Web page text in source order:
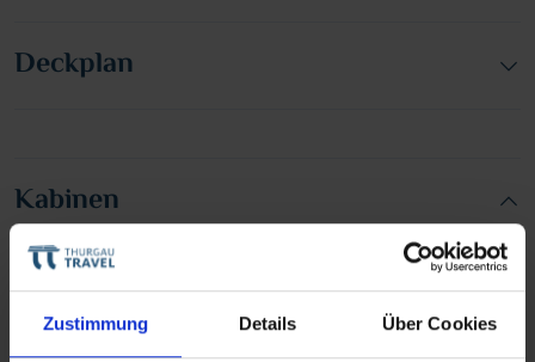
Zustimmung Details Über Cookies
Deckplan
Kabinen